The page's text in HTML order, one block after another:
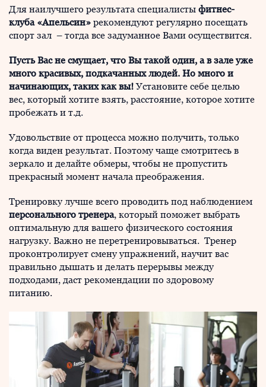
Для наилучшего результата специалисты фитнес-
клуба «Апельсин» рекомендуют регулярно посещать
спорт зал – тогда все задуманное Вами осуществится.
Пусть Вас не смущает, что Вы такой один, а в зале уже
много красивых, подкачанных людей. Но много и
начинающих, таких как вы!Установите себе целью
вес, который хотите взять, расстояние, которое хотите
пробежать и т.д.
Удовольствие от процесса можно получить, только
когда виден результат. Поэтому чаще смотритесь в
зеркало и делайте обмеры, чтобы не пропустить
прекрасный момент начала преображения.
Тренировку лучше всего проводить под наблюдением
персонального тренера, который поможет выбрать
оптимальную для вашего физического состояния
нагрузку. Важно не пеpетpениpовываться. Тренер
проконтролирует смену упражнений, научит вас
правильно дышать и делать перерывы между
подходами, даст рекомендации по здоровому
питанию.